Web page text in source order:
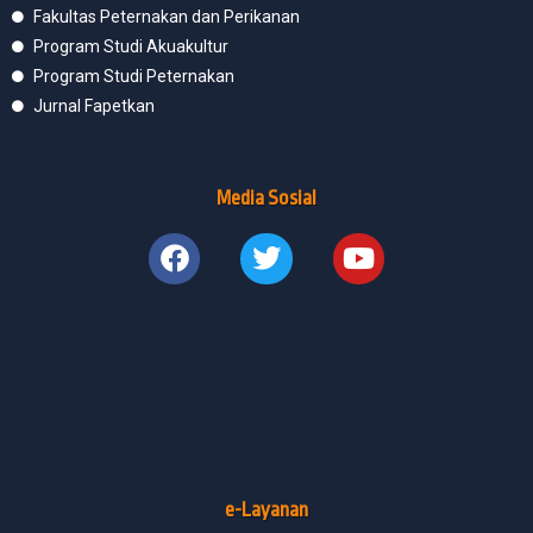
Fakultas Peternakan dan Perikanan
Program Studi Akuakultur
Program Studi Peternakan
Jurnal Fapetkan
Media Sosial
e-Layanan